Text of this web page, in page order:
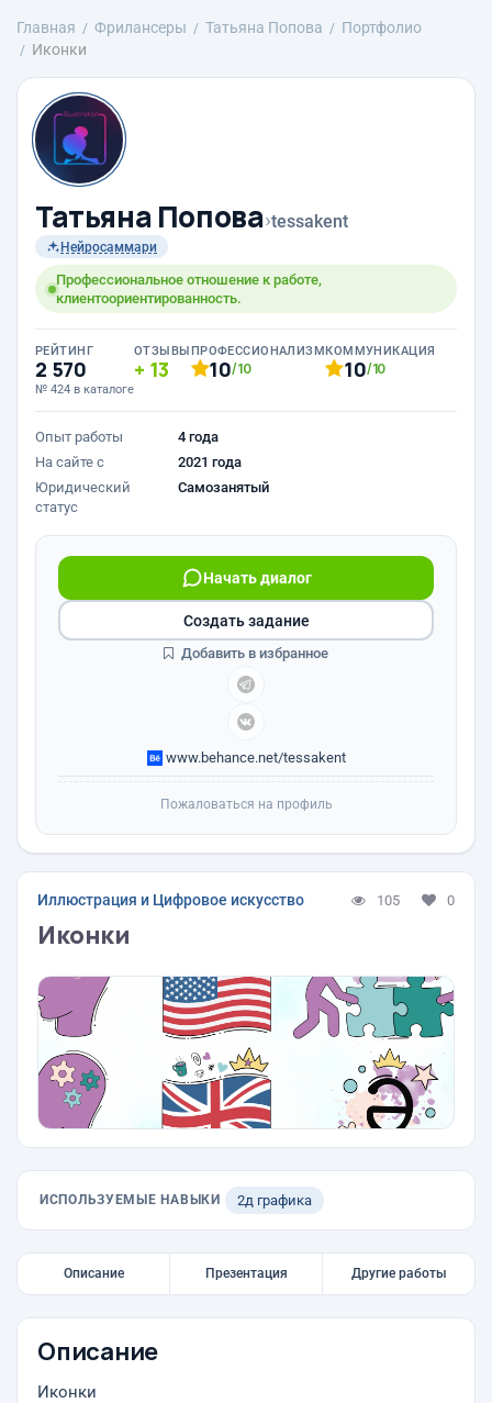
Главная Фрилансеры Татьяна Попова
Портфолио
Иконки
Татьяна Попова›tessakent
Нейросаммари
Профессиональное отношение к работе,
клиентоориентированность.
РЕЙТИНГ
2 570
№ 424 в каталоге
ОТЗЫВЫ
13
ПРОФЕССИОНАЛИЗМ
10/10
КОММУНИКАЦИЯ
10/10
Опыт работы
4 года
На сайте с
2021 года
Юридический
статус
Самозанятый
Начать диалог
www.behance.net/tessakent
Создать задание
Добавить в избранное
Пожаловаться на профиль
Иллюстрация и Цифровое искусство 105 0
Иконки
ИСПОЛЬЗУЕМЫЕ НАВЫКИ 2д графика
Описание Презентация Другие работы
Описание
Иконки